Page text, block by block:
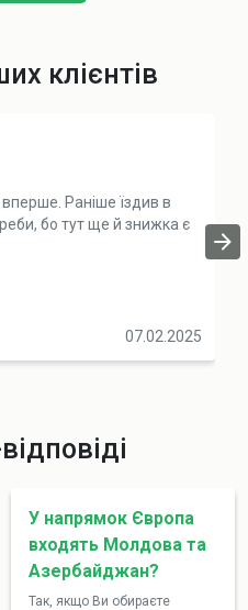
клієнтів
Раніше їздив в
бо тут ще й знижка є
07.02.2025
У напрямок Європа
входять Молдова та
Азербайджан?
Так, якщо Ви обираєте